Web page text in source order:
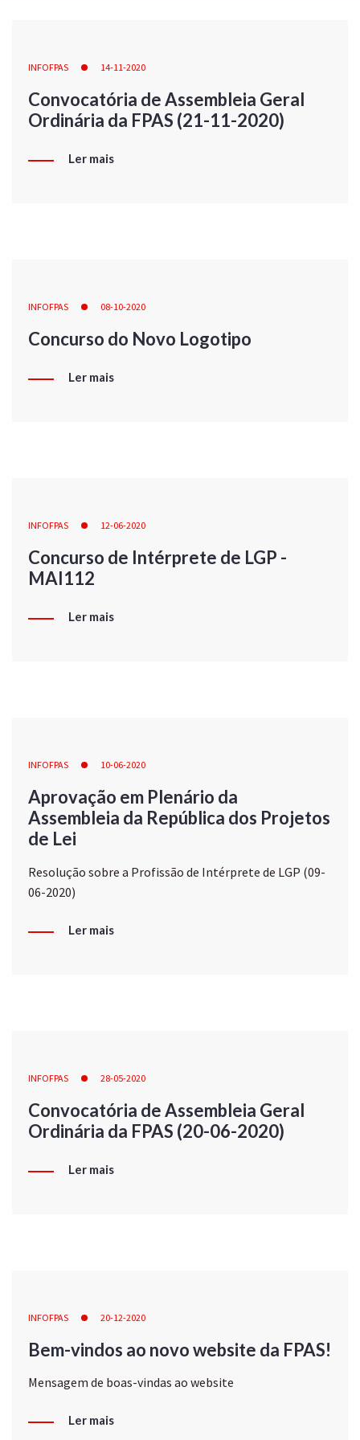
INFOFPAS 14-11-2020
Convocatória de Assembleia Geral
Ordinária da FPAS (21-11-2020)
Ler mais
INFOFPAS 08-10-2020
Concurso do Novo Logotipo
Ler mais
INFOFPAS 12-06-2020
Concurso de Intérprete de LGP -
MAI112
Ler mais
INFOFPAS 10-06-2020
Aprovação em Plenário da
Assembleia da República dos Projetos
de Lei
Resolução sobre a Profissão de Intérprete de LGP (09-
06-2020)
Ler mais
INFOFPAS 28-05-2020
Convocatória de Assembleia Geral
Ordinária da FPAS (20-06-2020)
Ler mais
INFOFPAS 20-12-2020
Bem-vindos ao novo website da FPAS!
Mensagem de boas-vindas ao website
Ler mais